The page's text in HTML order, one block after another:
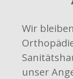
Wir
unser